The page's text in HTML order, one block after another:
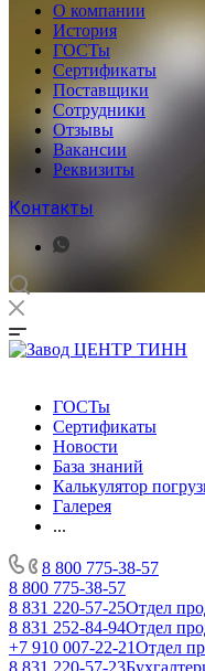
О компании
История
ГОСТы
Сертификаты
Поставщики
Сотрудники
Отзывы
Вакансии
Реквизиты
Контакты
ГОСТы
Сертификаты
Новости
База знаний
Калькулятор
Галерея
...
8 800 775-38-57
8 800 775-38-57
8 831 220-57-25Отдел
8 831 252-84-94Отдел
+7 910 007-22-21Отдел
8 831 220-57-23